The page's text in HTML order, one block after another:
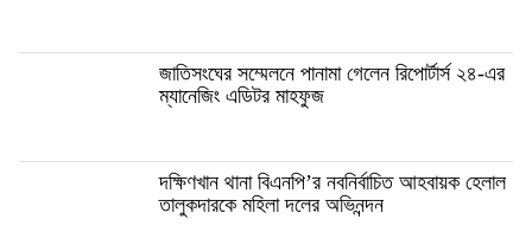
জাতিসংঘের সম্মেলনে পানামা গেলেন রিপোর্টার্স ২৪-এর
ম্যানেজিং এডিটর মাহফুজ
দক্ষিণখান থানা বিএনপি’র নবনির্বাচিত আহবায়ক হেলাল
তালুকদারকে মহিলা দলের অভিনন্দন